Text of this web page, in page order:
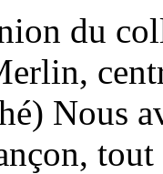
du
Nous